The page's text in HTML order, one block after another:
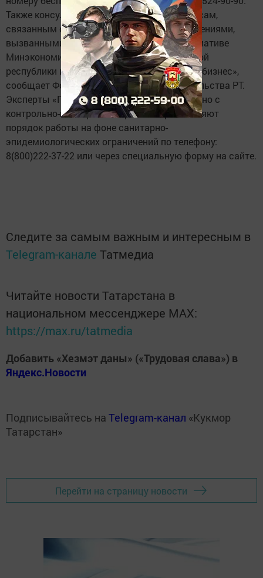
Также консультирует бизнес по всем вопросам,
связанным с новыми правилами и ограничениями,
вызванными COVID-19, созданный по инициативе
Минэкономики РТ совместно с Прокуратурой
республики интернет-ресурс «Проверенный бизнес»,
сообщает Фонд поддержки предпринимательства РТ.
Эксперты «Проверенного бизнеса» совместно с
контрольно-надзорными органами разъясняют
порядок работы на фоне санитарно-
эпидемиологических ограничений по телефону:
8(800)222-37-22 или через специальную форму на сайте.
Следите за самым важным и интересным в
Telegram-канале Татмедиа
Читайте новости Татарстана в
национальном мессенджере MАХ:
https://max.ru/tatmedia
Добавить «Хезмэт даны» («Трудовая слава») в
Яндекс.Новости
Подписывайтесь на Telegram-канал «Кукмор
Татарстан»
Перейти на страницу новости